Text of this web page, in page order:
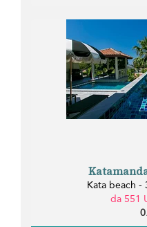
Kata beach -
da 551